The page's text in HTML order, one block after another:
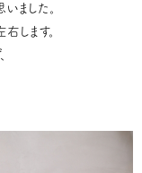
ました。
します。